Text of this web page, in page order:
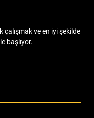
çalışmak ve en iyi şekilde
başlıyor.